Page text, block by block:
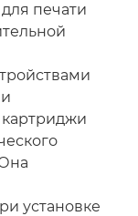
печати
установке